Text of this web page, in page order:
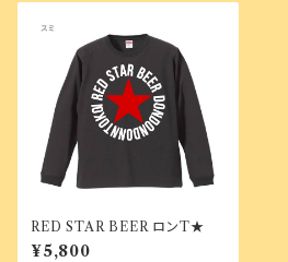
RED STAR BEER ロンT★
¥5,800